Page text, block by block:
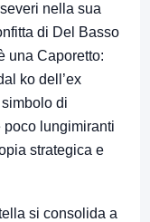
nella sua
di Del Basso
una Caporetto:
ko dell’ex
di
poco lungimiranti
strategica e
si consolida a